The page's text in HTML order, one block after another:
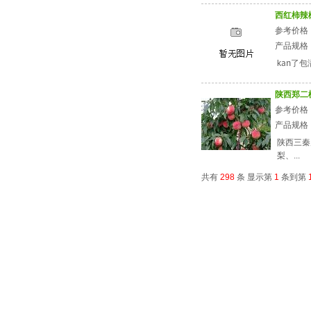
西红柿辣
参考价格
产品规格
kan了包
陕西郑二
参考价格
产品规格
陕西三
梨、...
共有298条 显示第 1 条到第